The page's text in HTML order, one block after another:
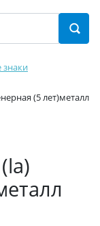
(5 лет)металл